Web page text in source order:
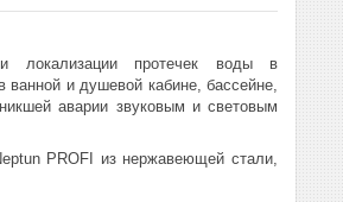
локализации протечек воды в
и душевой кабине, бассейне,
аварии звуковым и световым
PROFI из нержавеющей стали,